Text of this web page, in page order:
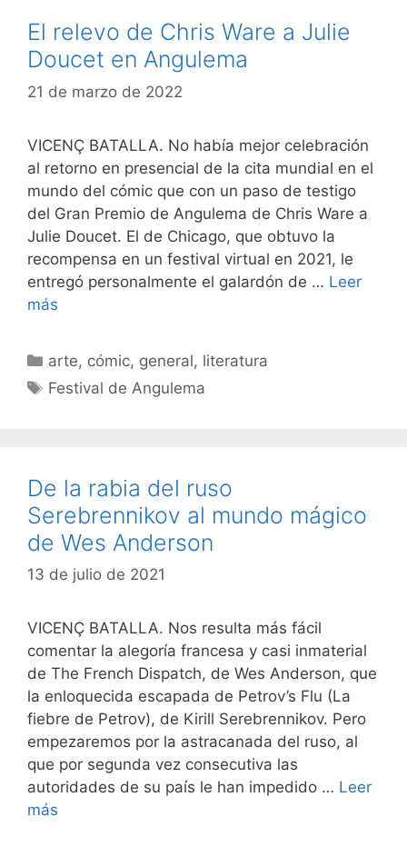
El relevo de Chris Ware a Julie
Doucet en Angulema
21 de marzo de 2022
VICENÇ BATALLA. No había mejor celebración
al retorno en presencial de la cita mundial en el
mundo del cómic que con un paso de testigo
del Gran Premio de Angulema de Chris Ware a
Julie Doucet. El de Chicago, que obtuvo la
recompensa en un festival virtual en 2021, le
entregó personalmente el galardón de … Leer
más
Categorías
arte, cómic, general, literatura
Etiquetas
Festival de Angulema
De la rabia del ruso
Serebrennikov al mundo mágico
de Wes Anderson
13 de julio de 2021
VICENÇ BATALLA. Nos resulta más fácil
comentar la alegoría francesa y casi inmaterial
de The French Dispatch, de Wes Anderson, que
la enloquecida escapada de Petrov’s Flu (La
fiebre de Petrov), de Kirill Serebrennikov. Pero
empezaremos por la astracanada del ruso, al
que por segunda vez consecutiva las
autoridades de su país le han impedido … Leer
más